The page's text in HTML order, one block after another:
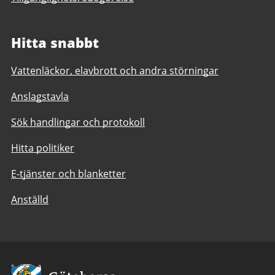
Hitta snabbt
Vattenläckor, elavbrott och andra störningar
Anslagstavla
Sök handlingar och protokoll
Hitta politiker
E-tjänster och blanketter
Anställd
Avsändare: